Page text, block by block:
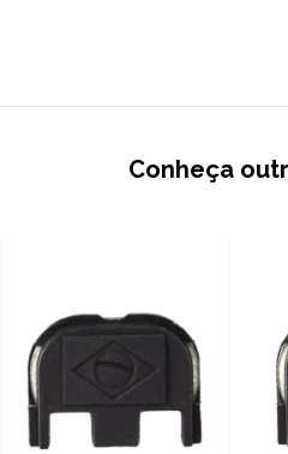
Conheça